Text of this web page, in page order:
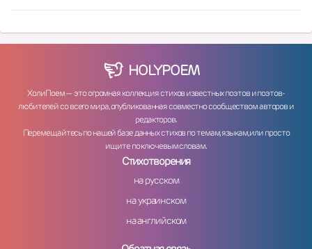
HOLYPOEM
ХолиПоем — это огромная коллекция стихов известных поэтов и поэтов-
любителей со всего мира, опубликованная совместно сообществом авторов и
редакторов.
Перемещайтесь по нашей базе данных стихов по темам, языкам, или просто
ищите по ключевым словам.
Стихотворения
на русском
на украинском
на английском